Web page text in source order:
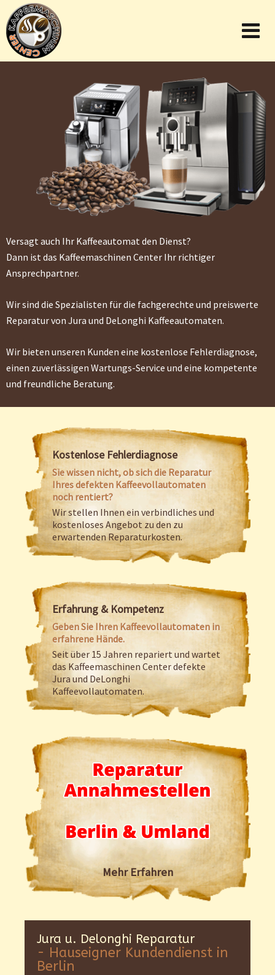
Versagt auch Ihr Kaffeeautomat den Dienst?
Dann ist das Kaffeemaschinen Center Ihr richtiger
Ansprechpartner.
Wir sind die Spezialisten für die fachgerechte und preiswerte
Reparatur von Jura und DeLonghi Kaffeeautomaten.
Wir bieten unseren Kunden eine kostenlose Fehlerdiagnose,
einen zuverlässigen Wartungs-Service und eine kompetente
und freundliche Beratung.
Kostenlose Fehlerdiagnose
Sie wissen nicht, ob sich die Reparatur
Ihres defekten Kaffeevollautomaten
noch rentiert?
Wir stellen Ihnen ein verbindliches und
kostenloses Angebot zu den zu
erwartenden Reparaturkosten.
Erfahrung & Kompetenz
Geben Sie Ihren Kaffeevollautomaten in
erfahrene Hände.
Seit über 15 Jahren repariert und wartet
das Kaffeemaschinen Center defekte
Jura und DeLonghi
Kaffeevollautomaten.
Mehr Erfahren
Jura u. Delonghi Reparatur
- Hauseigner Kundendienst in
Berlin